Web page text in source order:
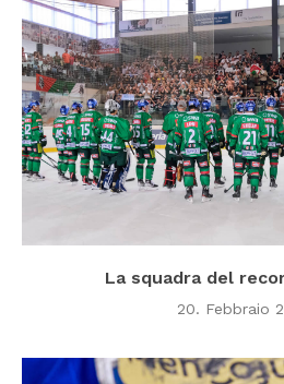
La squadra del
20. Febbraio